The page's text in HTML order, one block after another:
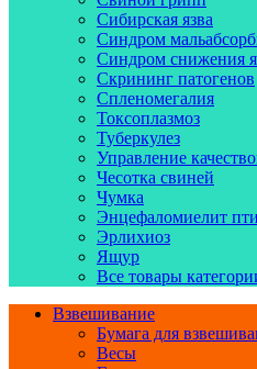
Сибирская язва
Синдром
Синдром снижения
Скрининг патогенов
Спленомегалия
Токсоплазмоз
Туберкулез
Управление
Чесотка свиней
Чумка
Энцефаломиелит
Эрлихиоз
Ящур
Все товары
Взвешивание
Бумага для
Весы